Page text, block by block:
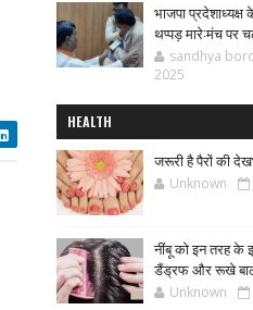
भाजपा
थप्पड़ मारे:मंच पर
sandhya
2025
HEALTH
जरूरी है पैरों की
Unknown
नींबू को इन तरह के
डैंड्रफ और रूखे
Unknown